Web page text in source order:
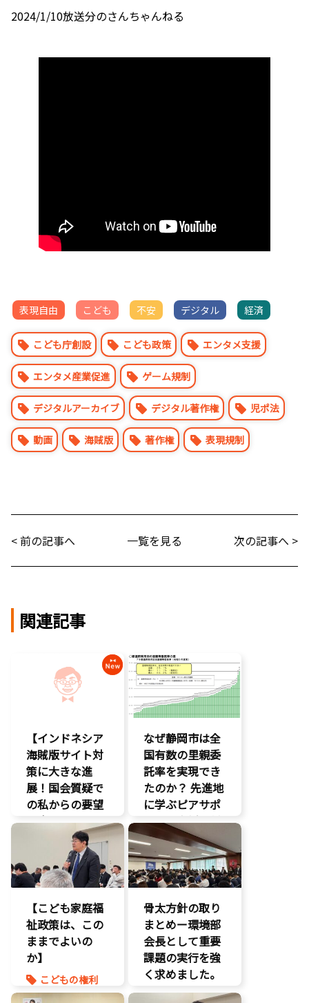
2024/1/10放送分のさんちゃんねる
表現自由 こども 不安 デジタル 経済
こども庁創設 こども政策 エンタメ支援
エンタメ産業促進 ゲーム規制
デジタルアーカイブ デジタル著作権 児ポ法
動画 海賊版 著作権 表現規制
< 前の記事へ 一覧を見る 次の記事へ >
関連記事
【インドネシア
海賊版サイト対
策に大きな進
展！国会質疑で
の私からの要望
に応え、三谷法
務副大臣がイン
ドネシア法務副
大臣に運営……
エンタメ支援
エンタメ産業
促進
デジタル著作
権
海賊版
なぜ静岡市は全
国有数の里親委
託率を実現でき
たのか？ 先進地
に学ぶピアサポ
ートと支援体制
の核心
こども政策
児童福祉法
児童虐待対策
社会的養護
養子縁組
【こども家庭福
祉政策は、この
ままでよいの
か】
こどもの権利
こども政策
骨太方針の取り
まとめー環境部
会長として重要
課題の実行を強
く求めました。
クマ対策